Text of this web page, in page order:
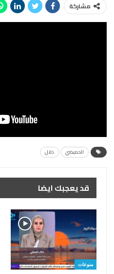
مشاركة
الحميضي دلال
قد يعجبك ايضا
منوعات